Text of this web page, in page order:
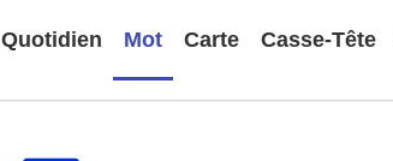
Quotidien Mot Carte Casse-Tête